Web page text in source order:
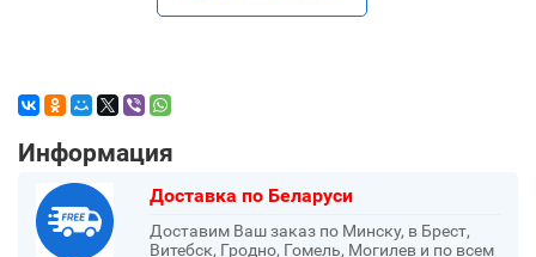
Информация
Доставка по Беларуси
Доставим Ваш заказ по Минску, в Брест,
Витебск, Гродно, Гомель, Могилев и по всем